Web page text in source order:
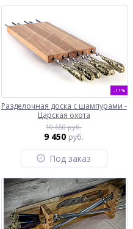
-11%
Разделочная доска с шампурами -
Царская охота
10 650 руб.
9 450 руб.
Под заказ